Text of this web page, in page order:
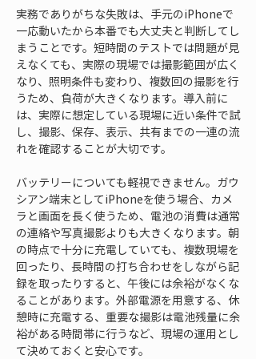
実務でありがちな失敗は、手元のiPhoneで
一応動いたから本番でも大丈夫と判断してし
まうことです。短時間のテストでは問題が見
えなくても、実際の現場では撮影範囲が広く
なり、照明条件も変わり、複数回の撮影を行
うため、負荷が大きくなります。導入前に
は、実際に想定している現場に近い条件で試
し、撮影、保存、表示、共有までの一連の流
れを確認することが大切です。
バッテリーについても軽視できません。ガウ
シアン端末としてiPhoneを使う場合、カメ
ラと画面を長く使うため、電池の消費は通常
の連絡や写真撮影よりも大きくなります。朝
の時点で十分に充電していても、複数現場を
回ったり、長時間の打ち合わせをしながら記
録を取ったりすると、午後には余裕がなくな
ることがあります。外部電源を用意する、休
憩時に充電する、重要な撮影は電池残量に余
裕がある時間帯に行うなど、現場の運用とし
て決めておくと安心です。